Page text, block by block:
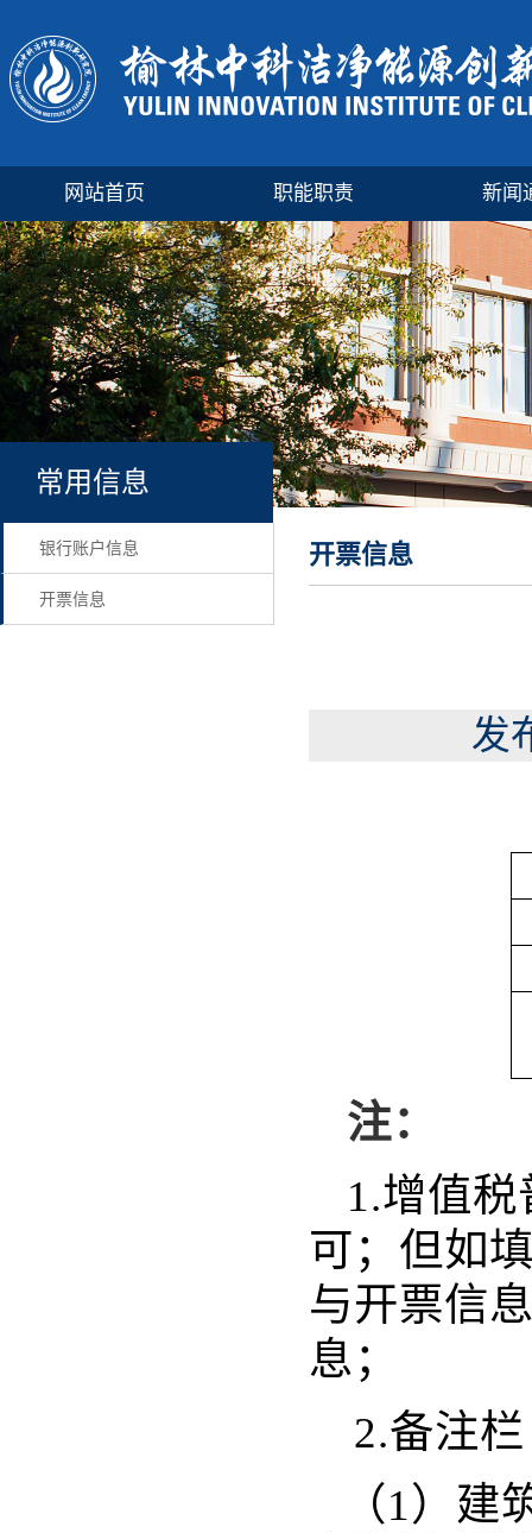
网站首页 职能职责 新闻
常用信息
银行账户信息
开票信息
开票信息
发
注：
1.增值
可；但如
与开票信
息；
2.备注
（1）